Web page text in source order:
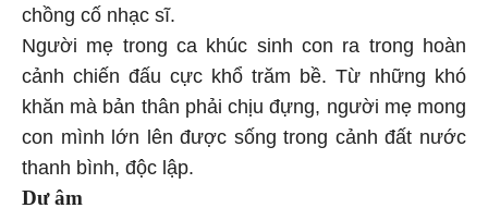
chồng cố nhạc sĩ.
Người mẹ trong ca khúc sinh con ra trong hoàn
cảnh chiến đấu cực khổ trăm bề. Từ những khó
khăn mà bản thân phải chịu đựng, người mẹ mong
con mình lớn lên được sống trong cảnh đất nước
thanh bình, độc lập.
Dư âm